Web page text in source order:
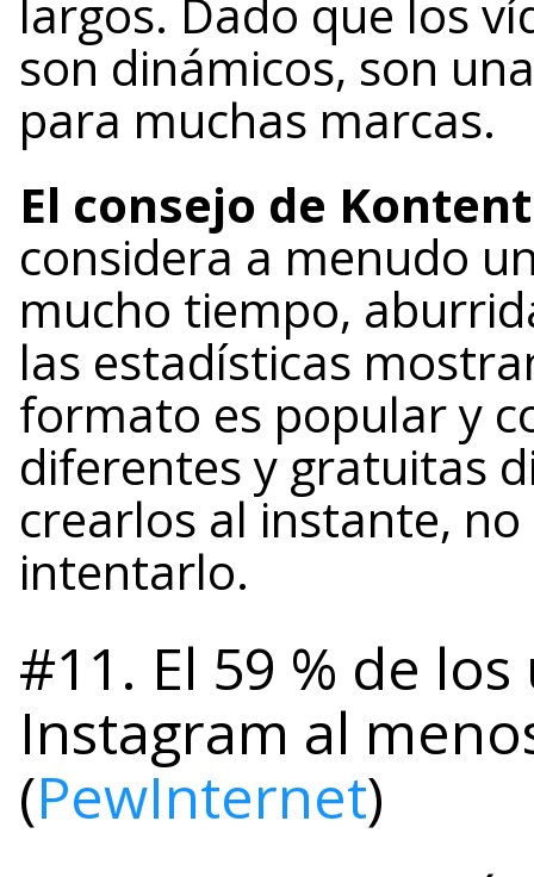
largos. Dado que los
son dinámicos, son
para muchas marcas.
El consejo de
considera a menudo
mucho tiempo,
las estadísticas
formato es popular y
diferentes y gratuitas
crearlos al instante,
intentarlo.
#11. El 59 % de
Instagram al
(PewInternet)